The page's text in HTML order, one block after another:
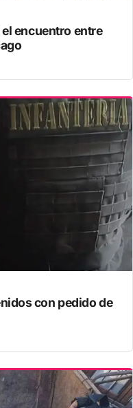
encuentro entre
con pedido de